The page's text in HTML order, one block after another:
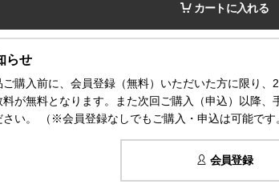
カートに入れる
らせ
ご購入前に、会員登録（無料）いただいた方に限り、
料が無料となります。また次回ご購入（申込）以降、
さい。 （※会員登録なしでもご購入・申込は可能です
会員登録